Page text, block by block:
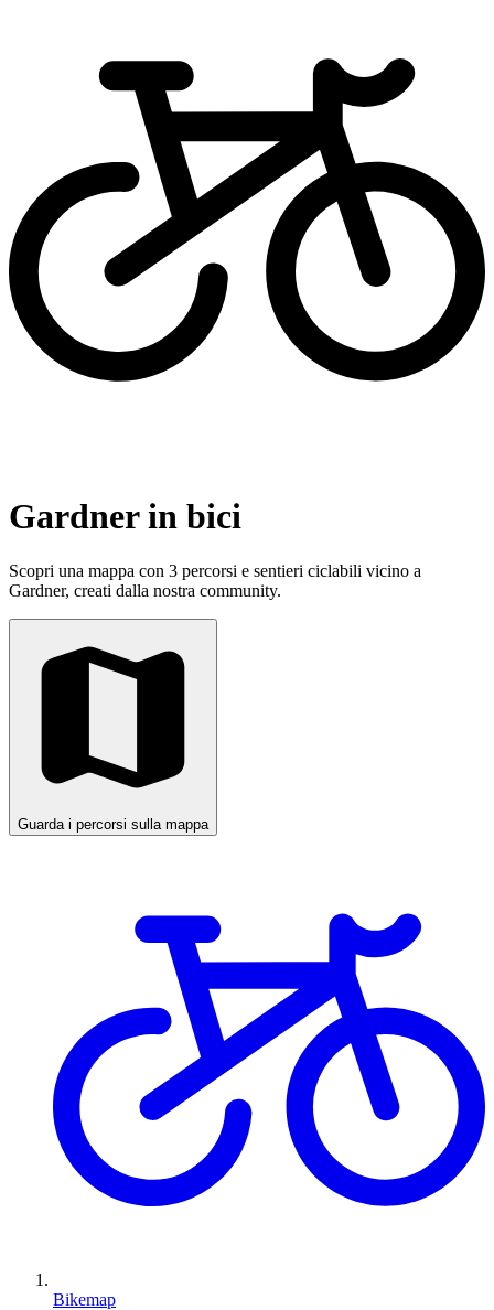
Gardner in bici
Scopri una mappa con 3 percorsi e sentieri ciclabili vicino a
Gardner, creati dalla nostra community.
Guarda i percorsi sulla mappa
Bikemap